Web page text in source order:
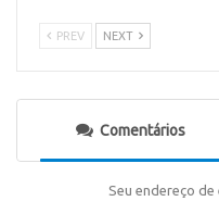
PREV NEXT
Comentários
Seu endereço de